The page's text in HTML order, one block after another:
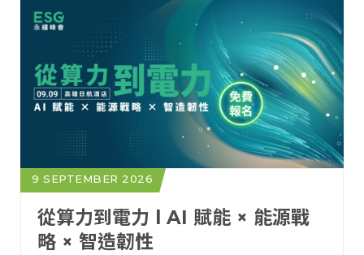
9 SEPTEMBER 2026
從算力到電力 l AI 賦能 × 能源戰
略 × 智造韌性